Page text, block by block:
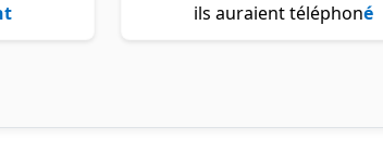
ils auraient téléphoné